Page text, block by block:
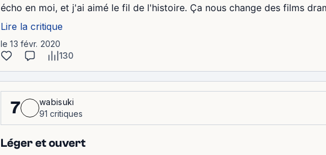
écho en moi, et j'ai aimé le fil de l'histoire. Ça nous change des films
Lire la critique
le 13 févr. 2020
130
7
wabisuki
91 critiques
Léger et ouvert